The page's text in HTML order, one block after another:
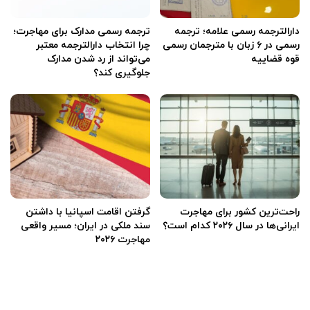
دارالترجمه رسمی علامه؛ ترجمه
رسمی در ۶ زبان با مترجمان رسمی
قوه قضاییه
ترجمه رسمی مدارک برای مهاجرت؛
چرا انتخاب دارالترجمه معتبر
می‌تواند از رد شدن مدارک
جلوگیری کند؟
راحت‌ترین کشور برای مهاجرت
ایرانی‌ها در سال ۲۰۲۶ کدام است؟
گرفتن اقامت اسپانیا با داشتن
سند ملکی در ایران؛ مسیر واقعی
مهاجرت ۲۰۲۶